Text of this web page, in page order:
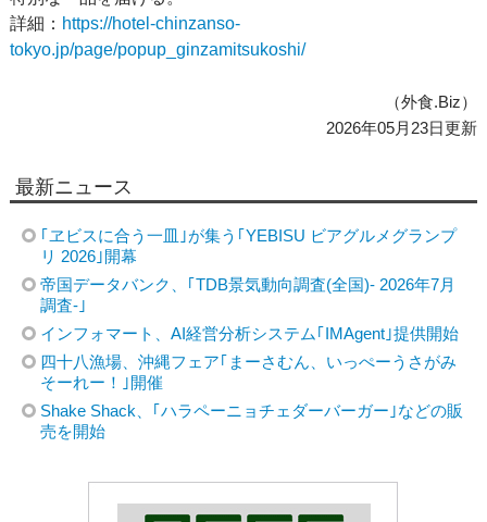
詳細： https://hotel-chinzanso-
tokyo.jp/page/popup_ginzamitsukoshi/
（外食.Biz）
2026年05月23日更新
最新ニュース
｢ヱビスに合う一皿｣が集う｢YEBISU ビアグルメグランプ
リ 2026｣開幕
帝国データバンク、｢TDB景気動向調査(全国)- 2026年7月
調査-｣
インフォマート、AI経営分析システム｢IMAgent｣提供開始
四十八漁場、沖縄フェア｢まーさむん、いっぺーうさがみ
そーれー！｣開催
Shake Shack、｢ハラペーニョチェダーバーガー｣などの販
売を開始